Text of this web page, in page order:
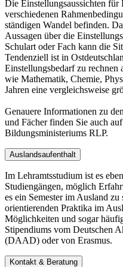
Die Einstellungsaussichten
verschiedenen
ständigen Wandel befinden.
Aussagen über die
Schulart oder Fach kann die
Tendenziell ist in
Einstellungsbedarf zu rechnen
wie Mathematik, Chemie,
Jahren eine vergleichsweise
Genauere Informationen zu
und Fächer finden Sie auch
Bildungsministeriums RLP.
Auslandsaufenthalt
Im Lehramtsstudium ist es
Studiengängen, möglich
es ein Semester im Ausland
orientierenden Praktika im
Möglichkeiten und sogar
Stipendiums vom Deutschen
(DAAD) oder von Erasmus.
Kontakt & Beratung